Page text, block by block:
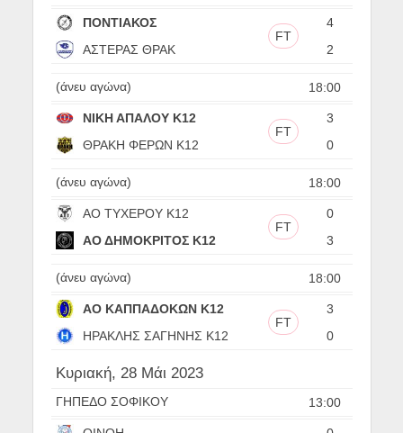
ΠΟΝΤΙΑΚΟΣ
4
FT
ΑΣΤΕΡΑΣ ΘΡΑΚ
2
18:00
(άνευ αγώνα)
ΝΙΚΗ ΑΠΑΛΟΥ Κ12
3
FT
ΘΡΑΚΗ ΦΕΡΩΝ Κ12
0
18:00
(άνευ αγώνα)
ΑΟ ΤΥΧΕΡΟΥ Κ12
0
FT
ΑΟ ΔΗΜΟΚΡΙΤΟΣ Κ12
3
18:00
(άνευ αγώνα)
ΑΟ ΚΑΠΠΑΔΟΚΩΝ Κ12
3
FT
ΗΡΑΚΛΗΣ ΣΑΓΗΝΗΣ Κ12
0
Κυριακή, 28 Μάι 2023
13:00
ΓΗΠΕΔΟ ΣΟΦΙΚΟΥ